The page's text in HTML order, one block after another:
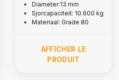
Diameter:13 mm
Sjorcapaciteit: 10.600 kg
Materiaal: Grade 80
AFFICHER LE
PRODUIT